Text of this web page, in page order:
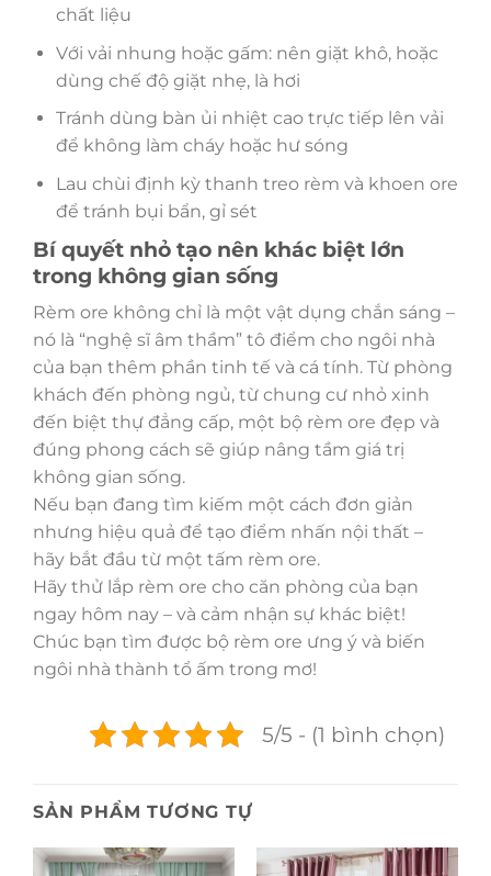
chất liệu
Với vải nhung hoặc gấm: nên giặt khô, hoặc
dùng chế độ giặt nhẹ, là hơi
Tránh dùng bàn ủi nhiệt cao trực tiếp lên vải
để không làm cháy hoặc hư sóng
Lau chùi định kỳ thanh treo rèm và khoen ore
để tránh bụi bẩn, gỉ sét
Bí quyết nhỏ tạo nên khác biệt lớn
trong không gian sống
Rèm ore không chỉ là một vật dụng chắn sáng –
nó là “nghệ sĩ âm thầm” tô điểm cho ngôi nhà
của bạn thêm phần tinh tế và cá tính. Từ phòng
khách đến phòng ngủ, từ chung cư nhỏ xinh
đến biệt thự đẳng cấp, một bộ rèm ore đẹp và
đúng phong cách sẽ giúp nâng tầm giá trị
không gian sống.
Nếu bạn đang tìm kiếm một cách đơn giản
nhưng hiệu quả để tạo điểm nhấn nội thất –
hãy bắt đầu từ một tấm rèm ore.
Hãy thử lắp rèm ore cho căn phòng của bạn
ngay hôm nay – và cảm nhận sự khác biệt!
Chúc bạn tìm được bộ rèm ore ưng ý và biến
ngôi nhà thành tổ ấm trong mơ!
5/5 - (1 bình chọn)
SẢN PHẨM TƯƠNG TỰ